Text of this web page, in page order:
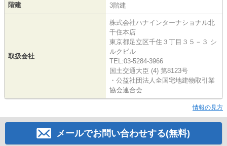
階建 3階建
取扱会社
株式会社ハナインターナショナル北
千住本店
東京都足立区千住３丁目３５－３ シ
ルクビル
TEL:03-5284-3966
国土交通大臣 (4) 第8123号
・公益社団法人全国宅地建物取引業
協会連合会
情報の見方
メールでお問い合わせする(無料)